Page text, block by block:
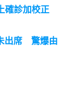
確診加校正
出席 驚爆由